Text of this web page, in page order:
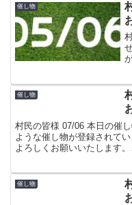
催し物
催し物
村民の皆様 07/06 本日の催
ような催し物が登録されて
よろしくお願いいたします
催し物